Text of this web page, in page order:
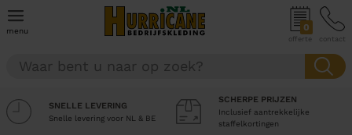
menu 0
offerte contact
SNELLE LEVERING
Snelle levering voor NL & BE
SCHERPE PRIJZEN
Inclusief aantrekkelijke
staffelkortingen